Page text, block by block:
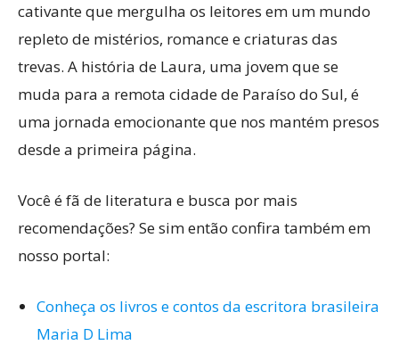
cativante que mergulha os leitores em um mundo
repleto de mistérios, romance e criaturas das
trevas. A história de Laura, uma jovem que se
muda para a remota cidade de Paraíso do Sul, é
uma jornada emocionante que nos mantém presos
desde a primeira página.
Você é fã de literatura e busca por mais
recomendações? Se sim então confira também em
nosso portal:
Conheça os livros e contos da escritora brasileira
Maria D Lima